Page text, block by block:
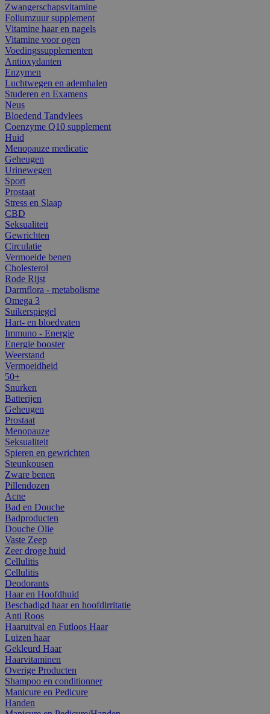
Zwangerschapsvitamine
Foliumzuur supplement
Vitamine haar en nagels
Vitamine voor ogen
Voedingssupplementen
Antioxydanten
Enzymen
Luchtwegen en ademhalen
Studeren en Examens
Neus
Bloedend Tandvlees
Coenzyme Q10 supplement
Huid
Menopauze medicatie
Geheugen
Urinewegen
Sport
Prostaat
Stress en Slaap
CBD
Seksualiteit
Gewrichten
Circulatie
Vermoeide benen
Cholesterol
Rode Rijst
Darmflora - metabolisme
Omega 3
Suikerspiegel
Hart- en bloedvaten
Immuno - Energie
Energie booster
Weerstand
Vermoeidheid
50+
Snurken
Batterijen
Geheugen
Prostaat
Menopauze
Seksualiteit
Spieren en gewrichten
Steunkousen
Zware benen
Pillendozen
Acne
Bad en Douche
Badproducten
Douche Olie
Vaste Zeep
Zeer droge huid
Cellulitis
Cellulitis
Deodorants
Haar en Hoofdhuid
Beschadigd haar en hoofdirritatie
Anti Roos
Haaruitval en Futloos Haar
Luizen haar
Gekleurd Haar
Haarvitaminen
Overige Producten
Shampoo en conditionner
Manicure en Pedicure
Handen